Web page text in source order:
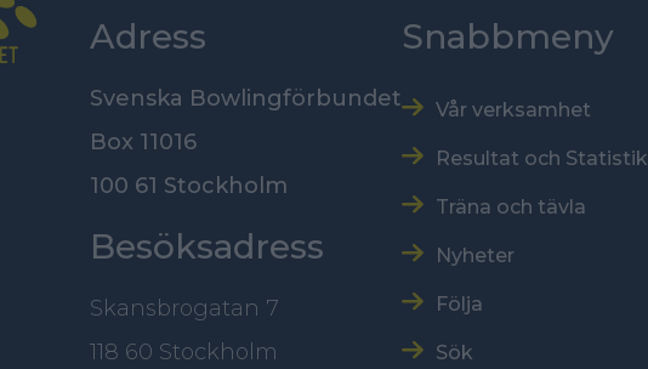
Adress
Svenska Bowlingförbundet
Box 11016
100 61 Stockholm
Besöksadress
Skansbrogatan 7
118 60 Stockholm
Snabbmeny
Vår verksamhet
Resultat och Statistik
Träna och tävla
Nyheter
Följa
Sök